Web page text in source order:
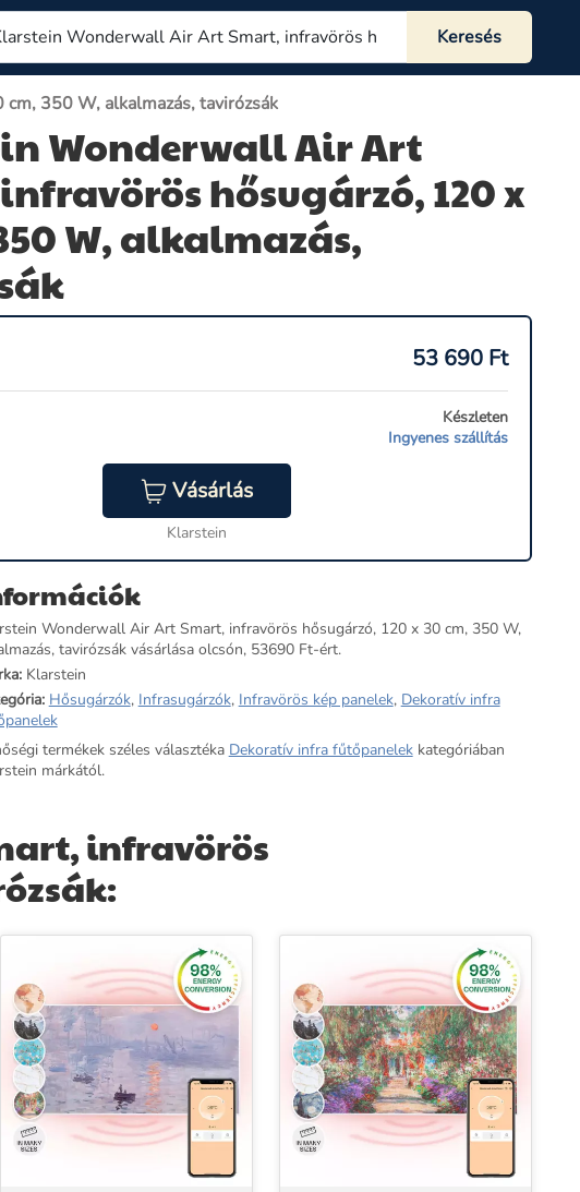
350 W, alkalmazás, tavirózsák
Wonderwall Air Art
hősugárzó, 120 x
W, alkalmazás,
53 690 Ft
Készleten
Ingyenes szállítás
Vásárlás
Klarstein
Wonderwall Air Art Smart, infravörös hősugárzó, 120 x 30 cm, 350 W,
tavirózsák vásárlása olcsón, 53690 Ft-ért.
Klarstein
Hősugárzók, Infrasugárzók, Infravörös kép panelek, Dekoratív infra
termékek széles választéka Dekoratív infra fűtőpanelekkategóriában
márkától.
infravörös